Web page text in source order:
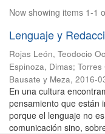
Now showing items 1-1
Lenguaje y
Rojas León, Teodocio
Espinoza, Dimas; Torres
Bausate y Meza, 2016-
En una cultura
pensamiento que están
porque el lenguaje no
comunicación sino,